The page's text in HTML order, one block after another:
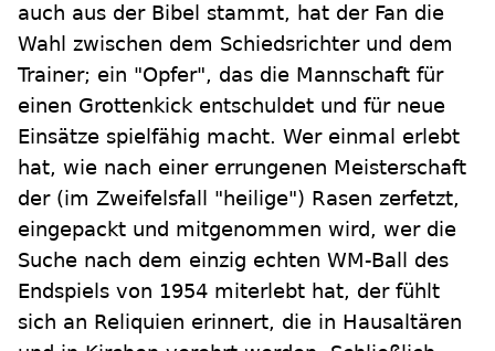
auch aus der Bibel stammt, hat der Fan die
Wahl zwischen dem Schiedsrichter und dem
Trainer; ein "Opfer", das die Mannschaft für
einen Grottenkick entschuldet und für neue
Einsätze spielfähig macht. Wer einmal erlebt
hat, wie nach einer errungenen Meisterschaft
der (im Zweifelsfall "heilige") Rasen zerfetzt,
eingepackt und mitgenommen wird, wer die
Suche nach dem einzig echten WM-Ball des
Endspiels von 1954 miterlebt hat, der fühlt
sich an Reliquien erinnert, die in Hausaltären